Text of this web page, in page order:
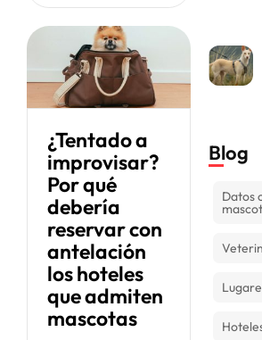
engreído, a
continuación
¿Tentado a
improvisar?
Por qué
debería
reservar con
antelación
los hoteles
que admiten
mascotas
Blog
Datos